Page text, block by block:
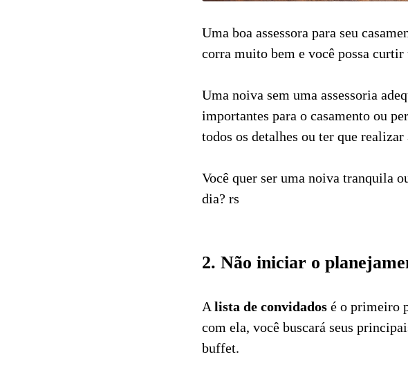
Uma boa assessora para seu
corra muito bem e você possa
Uma noiva sem uma assessoria
importantes para o casamento ou
todos os detalhes ou ter que
Você quer ser uma noiva tranquila
dia? rs
2. Não iniciar o
A lista de convidados é o primeiro
com ela, você buscará seus
buffet.